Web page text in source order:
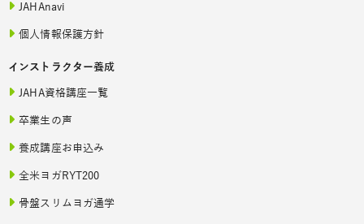
JAHAnavi
個人情報保護方針
インストラクター養成
JAHA資格講座一覧
卒業生の声
養成講座お申込み
全米ヨガRYT200
骨盤スリムヨガ通学